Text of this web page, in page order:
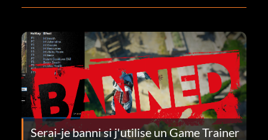
Serai-je banni si j'utilise un Game Trainer